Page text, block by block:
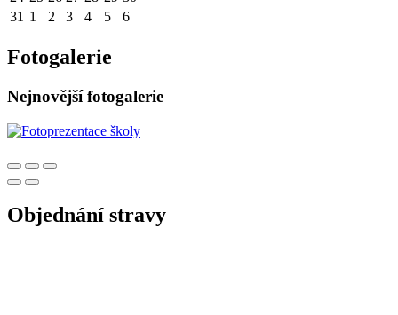
31 1 2 3 4 5 6
Fotogalerie
Nejnovější fotogalerie
Objednání stravy